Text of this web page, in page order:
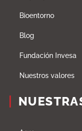
Bioentorno
Blog
Fundación Invesa
Nuestros valores